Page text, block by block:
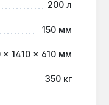
с
200 л
150 мм
× 1410 × 610 мм
350 кг